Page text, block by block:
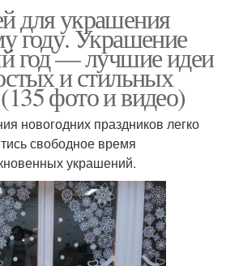
для украшения
году. Украшение
год — лучшие идеи
и стильных
фото и видео)
новогодних праздников легко
свободное время
украшений.